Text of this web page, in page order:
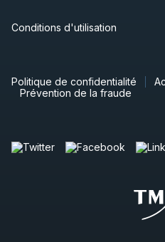
Conditions d'utilisation
Politique de confidentialité
Prévention de la fraude